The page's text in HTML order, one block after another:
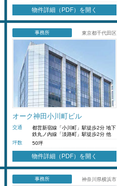
物件詳細（PDF）を開く
事務所 東京都千代田区
オーク神田小川町ビル
交通
都営新宿線「小川町」駅徒歩2分 地下
鉄丸ノ内線「淡路町」駅徒歩2分 他
坪数
50坪
物件詳細（PDF）を開く
事務所 神奈川県横浜市